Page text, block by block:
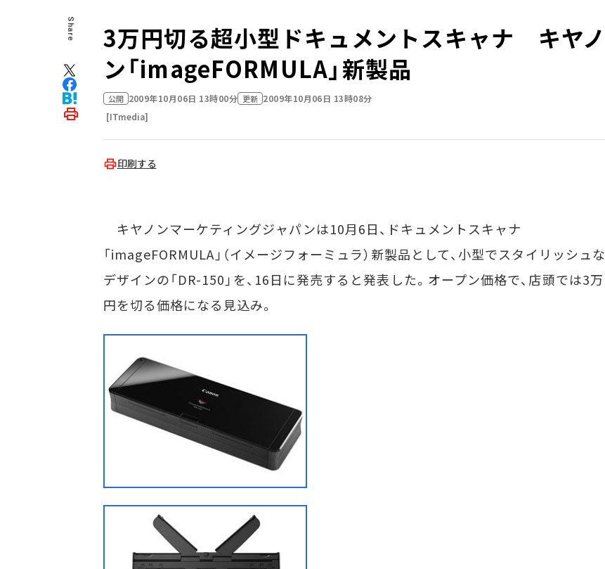
Share
3万円切る超小型ドキュメントスキャナ キヤノ
ン「imageFORMULA」新製品
公開 2009年10月06日 13時00分 更新 2009年10月06日 13時08分
[ITmedia]
印刷する
キヤノンマーケティングジャパンは10月6日、ドキュメントスキャナ
「imageFORMULA」（イメージフォーミュラ）新製品として、小型でスタイリッシュな
デザインの「DR-150」を、16日に発売すると発表した。オープン価格で、店頭では3万
円を切る価格になる見込み。